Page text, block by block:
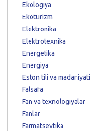
Ekologiya
Ekoturizm
Elektronika
Elektrotexnika
Energetika
Energiya
Eston tili va madaniyati
Falsafa
Fan va texnologiyalar
Fanlar
Farmatsevtika